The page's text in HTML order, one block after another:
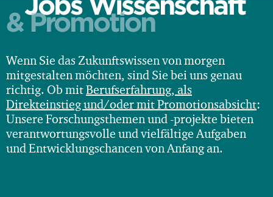
expliziter Zustimmung angezeigt.
& Promotion
Wenn Sie das Zukunftswissen von morgen
mitgestalten möchten, sind Sie bei uns genau
richtig. Ob mit Berufserfahrung, als
Direkteinstieg und/oder mit Promotionsabsicht:
Unsere Forschungsthemen und -projekte bieten
verantwortungsvolle und vielfältige Aufgaben
und Entwicklungschancen von Anfang an.